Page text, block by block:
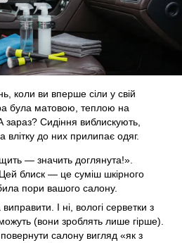
коли ви вперше сіли у свій
була матовою, теплою на
зараз? Сидіння виблискують,
влітку до них прилипає одяг.
— значить доглянута!».
блиск — це суміш шкірного
пори вашого салону.
І ні, вологі серветки з
(вони зроблять лише гірше).
салону вигляд «як з